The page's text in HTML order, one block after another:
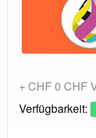
+ CHF 0 CHF
Verfügbarkeit: